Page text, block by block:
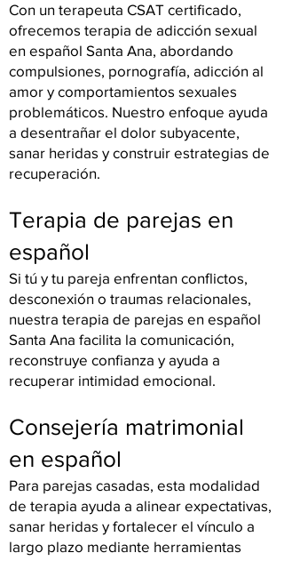
Con un terapeuta CSAT certificado,
ofrecemos terapia de adicción sexual
en español Santa Ana, abordando
compulsiones, pornografía, adicción al
amor y comportamientos sexuales
problemáticos. Nuestro enfoque ayuda
a desentrañar el dolor subyacente,
sanar heridas y construir estrategias de
recuperación.
Terapia de parejas en
español
Si tú y tu pareja enfrentan conflictos,
desconexión o traumas relacionales,
nuestra terapia de parejas en español
Santa Ana facilita la comunicación,
reconstruye confianza y ayuda a
recuperar intimidad emocional.
Consejería matrimonial
en español
Para parejas casadas, esta modalidad
de terapia ayuda a alinear expectativas,
sanar heridas y fortalecer el vínculo a
largo plazo mediante herramientas